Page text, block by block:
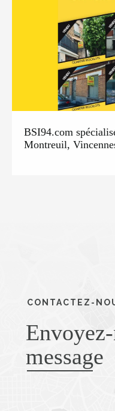
BSI94.com
Montreuil,
CONTACTEZ-
message